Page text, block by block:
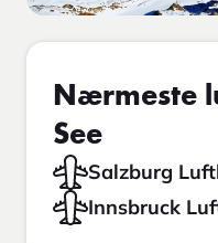
Nærmeste
See
Salzburg
Innsbruck